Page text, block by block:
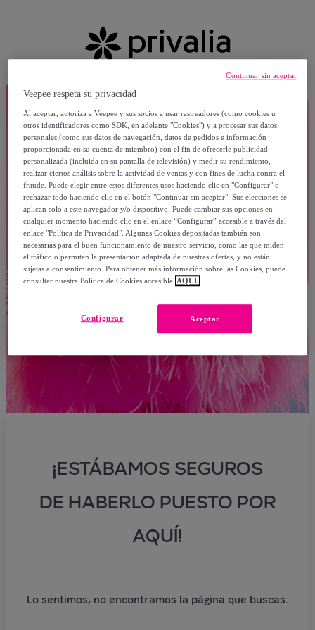
¡ESTÁBAMOS SEGUROS
DE HABERLO PUESTO POR
AQUÍ!
Lo sentimos, no encontramos la página que buscas.
Veepee respeta su privacidad
Al aceptar, autoriza a Veepee y sus socios a usar rastreadores (como cookies u
otros identificadores como SDK, en adelante "Cookies") y a procesar sus datos
personales (como sus datos de navegación, datos de pedidos e información
proporcionada en su cuenta de miembro) con el fin de ofrecerle publicidad
personalizada (incluida en su pantalla de televisión) y medir su rendimiento,
realizar ciertos análisis sobre la actividad de ventas y con fines de lucha contra el
fraude. Puede elegir entre estos diferentes usos haciendo clic en "Configurar" o
rechazar todo haciendo clic en el botón "Continuar sin aceptar". Sus elecciones se
aplican solo a este navegador y/o dispositivo. Puede cambiar sus opciones en
cualquier momento haciendo clic en el enlace “Configurar” accesible a través del
enlace "Política de Privacidad". Algunas Cookies depositadas también son
necesarias para el buen funcionamiento de nuestro servicio, como las que miden
el tráfico o permiten la presentación adaptada de nuestras ofertas, y no están
sujetas a consentimiento. Para obtener más información sobre las Cookies, puede
consultar nuestra Política de Cookies accesible AQUÍ.
Aceptar
Configurar
Continuar sin aceptar